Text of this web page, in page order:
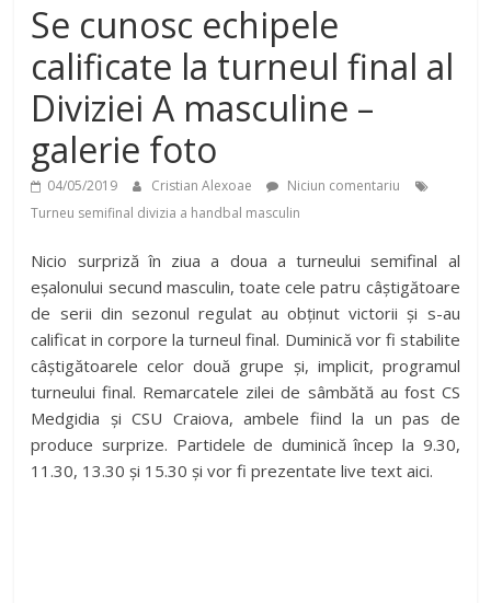
Se cunosc echipele
calificate la turneul final al
Diviziei A masculine –
galerie foto
04/05/2019 Cristian Alexoae
Niciun comentariu
Turneu semifinal divizia a handbal masculin
Nicio surpriză în ziua a doua a turneului semifinal al
eșalonului secund masculin, toate cele patru câștigătoare
de serii din sezonul regulat au obținut victorii și s-au
calificat in corpore la turneul final. Duminică vor fi stabilite
câștigătoarele celor două grupe și, implicit, programul
turneului final. Remarcatele zilei de sâmbătă au fost CS
Medgidia și CSU Craiova, ambele fiind la un pas de
produce surprize. Partidele de duminică încep la 9.30,
11.30, 13.30 și 15.30 și vor fi prezentate live text aici.